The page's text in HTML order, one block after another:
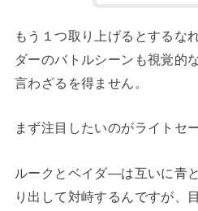
もう１つ取り上げるとするな
ダーのバトルシーンも視覚的
言わざるを得ません。
まず注目したいのがライトセ
ルークとベイダ―は互いに青
り出して対峙するんですが、